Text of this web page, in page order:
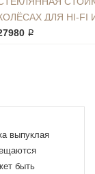
ДЛЯ HI-FI
ТК
₽
выпуклая
быть